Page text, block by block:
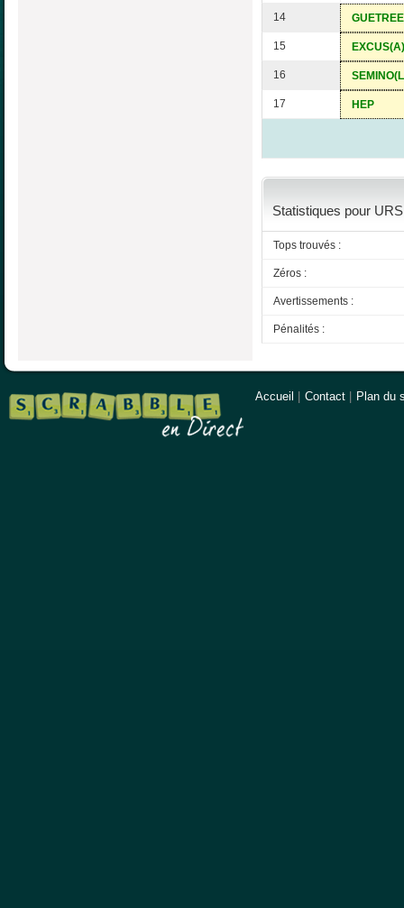
14
15
16
17 HEP
Statistiques pour
Tops trouvés :
Zéros :
Avertissements :
Pénalités :
Accueil Contact Plan du